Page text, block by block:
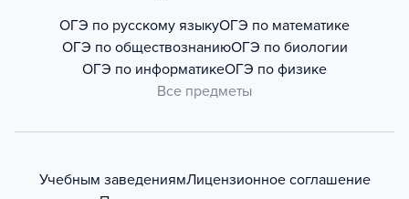
ОГЭ по русскому языкуОГЭ по математике
ОГЭ по обществознаниюОГЭ по биологии
ОГЭ по информатикеОГЭ по физике
Все предметы
Учебным заведениямЛицензионное соглашение